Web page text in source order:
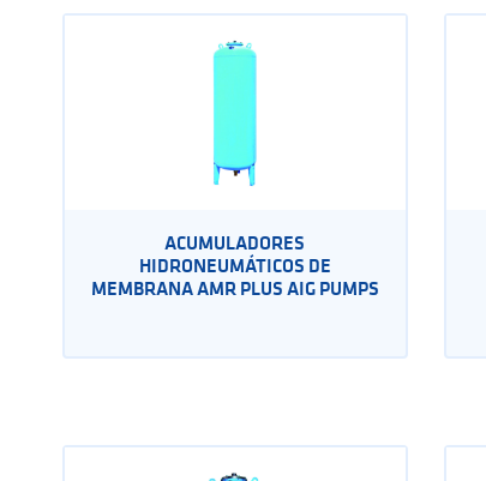
ACUMULADORES
HIDRONEUMÁTICOS DE
MEMBRANA AMR PLUS AIG PUMPS